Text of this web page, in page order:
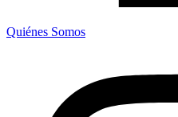
Quiénes Somos